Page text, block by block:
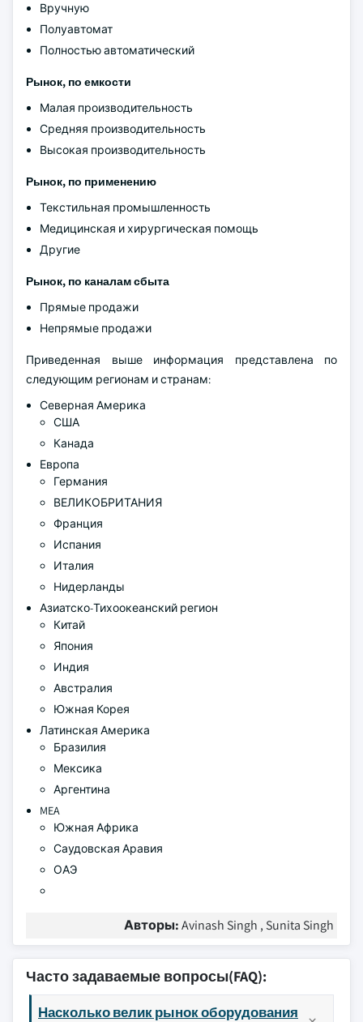
Вручную
Полуавтомат
Полностью автоматический
Рынок, по емкости
Малая производительность
Средняя производительность
Высокая производительность
Рынок, по применению
Текстильная промышленность
Медицинская и хирургическая помощь
Другие
Рынок, по каналам сбыта
Прямые продажи
Непрямые продажи
Приведенная выше информация представлена по
следующим регионам и странам:
Северная Америка
США
Канада
Европа
Германия
ВЕЛИКОБРИТАНИЯ
Франция
Испания
Италия
Нидерланды
Азиатско-Тихоокеанский регион
Китай
Япония
Индия
Австралия
Южная Корея
Латинская Америка
Бразилия
Мексика
Аргентина
MEA
Южная Африка
Саудовская Аравия
ОАЭ
Авторы:Avinash Singh , Sunita Singh
Часто задаваемые вопросы(FAQ):
Насколько велик рынок оборудования